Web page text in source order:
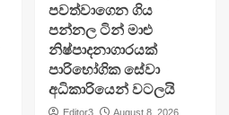
පවත්වාගෙන ගිය
පන්නල ටින් මාළු
නිෂ්පාදනාගාරයක්
පාරිභෝගික සේවා
අධිකාරියෙන් වටලයි
Editor3 August 8, 2026